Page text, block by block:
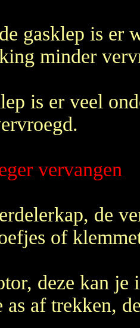
gasklep is er
minder
is er veel
vervangen
de
of
deze kan je
as af trekken,